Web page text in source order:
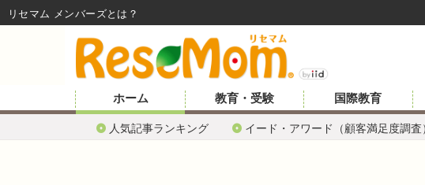
ホーム
人気記事ランキング イード・アワード（顧客満足度調査
教育・受験 国際教育
リセマム メンバーズ